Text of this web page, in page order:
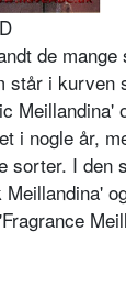
de mange
står i kurven
Meillandina'
i nogle år,
sorter. I den